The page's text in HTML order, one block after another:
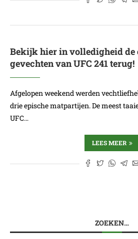
Bekijk hier in volledigheid de
gevechten van UFC 241 terug!
Afgelopen weekend werden
drie epische matpartijen. De meest
UFC…
LEES MEER
ZOEKEN…